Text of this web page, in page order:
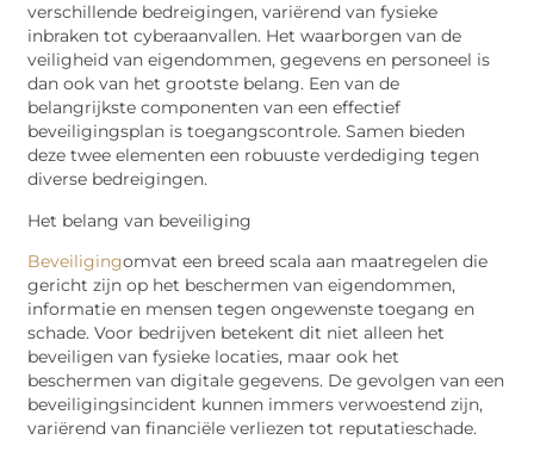
verschillende bedreigingen, variërend van fysieke
inbraken tot cyberaanvallen. Het waarborgen van de
veiligheid van eigendommen, gegevens en personeel is
dan ook van het grootste belang. Een van de
belangrijkste componenten van een effectief
beveiligingsplan is toegangscontrole. Samen bieden
deze twee elementen een robuuste verdediging tegen
diverse bedreigingen.
Het belang van beveiliging
Beveiligingomvat een breed scala aan maatregelen die
gericht zijn op het beschermen van eigendommen,
informatie en mensen tegen ongewenste toegang en
schade. Voor bedrijven betekent dit niet alleen het
beveiligen van fysieke locaties, maar ook het
beschermen van digitale gegevens. De gevolgen van een
beveiligingsincident kunnen immers verwoestend zijn,
variërend van financiële verliezen tot reputatieschade.